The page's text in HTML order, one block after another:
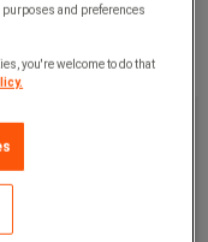
and preferences
you're welcome to do that